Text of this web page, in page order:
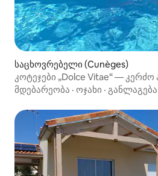
საცხოვრებელი (Cunèges)
კოტეჯები „Dolce Vitae“ —
მდებარეობა · ოჯახი · განლაგება